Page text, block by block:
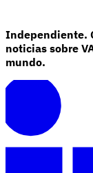
Independiente.
noticias sobre
mundo.